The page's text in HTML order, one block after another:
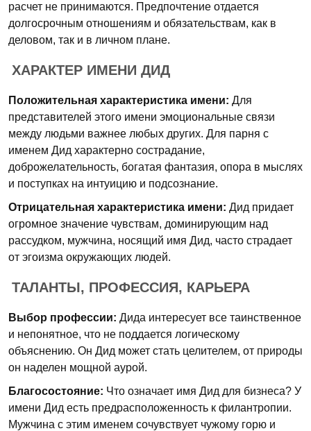
расчет не принимаются. Предпочтение отдается
долгосрочным отношениям и обязательствам, как в
деловом, так и в личном плане.
ХАРАКТЕР ИМЕНИ ДИД
Положительная характеристика имени: Для
представителей этого имени эмоциональные связи
между людьми важнее любых других. Для парня с
именем Дид характерно сострадание,
доброжелательность, богатая фантазия, опора в мыслях
и поступках на интуицию и подсознание.
Отрицательная характеристика имени: Дид придает
огромное значение чувствам, доминирующим над
рассудком, мужчина, носящий имя Дид, часто страдает
от эгоизма окружающих людей.
ТАЛАНТЫ, ПРОФЕССИЯ, КАРЬЕРА
Выбор профессии: Дида интересует все таинственное
и непонятное, что не поддается логическому
объяснению. Он Дид может стать целителем, от природы
он наделен мощной аурой.
Благосостояние: Что означает имя Дид для бизнеса? У
имени Дид есть предрасположенность к филантропии.
Мужчина с этим именем сочувствует чужому горю и